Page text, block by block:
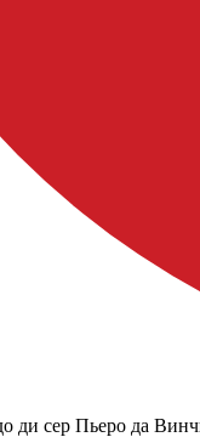
ди сер Пьеро да